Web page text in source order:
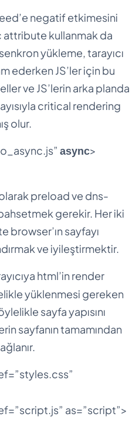
negatif etkimesini
attribute kullanmak da
yükleme, tarayıcı
ederken JS’ler için bu
ve JS’lerin arka planda
critical rendering
olur.
async>
preload ve dns-
gerekir. Her iki
browser’ın sayfayı
ve iyileştirmektir.
html’in render
yüklenmesi gereken
sayfa yapısını
sayfanın tamamından
as=”script”>